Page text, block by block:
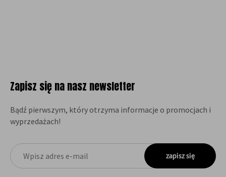
Zapisz się na nasz newsletter
Bądź pierwszym, który otrzyma informacje o promocjach i
wyprzedażach!
zapisz się